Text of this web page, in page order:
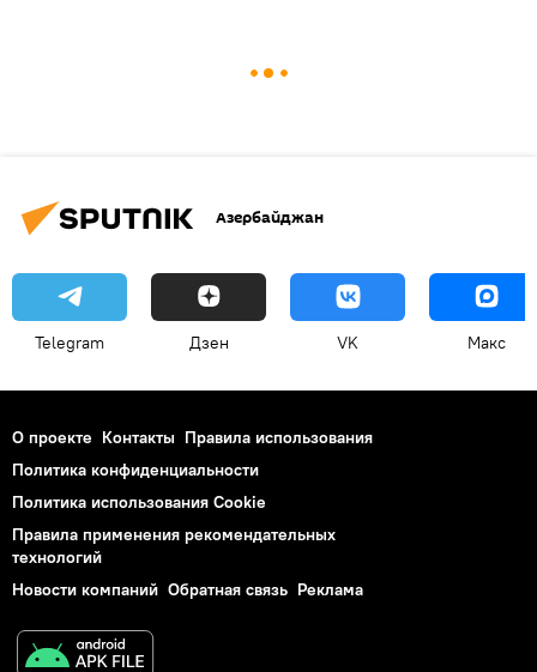
Азербайджан
Telegram Дзен VK Макс
О проекте Контакты Правила использования
Политика конфиденциальности
Политика использования Cookie
Правила применения рекомендательных
технологий
Новости компаний Обратная связь Реклама